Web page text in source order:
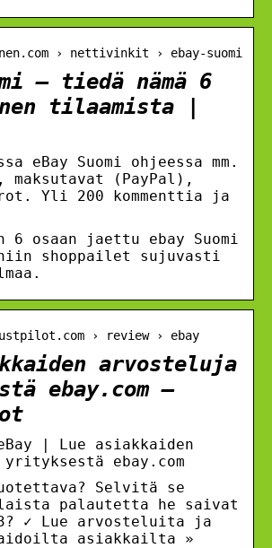
› nettivinkit › ebay-suomi
– tiedä nämä 6
tilaamista |
eBay Suomi ohjeessa mm.
(PayPal),
Yli 200 kommenttia ja
6 osaan jaettu ebay Suomi
shoppailet sujuvasti
› review › ebay
arvosteluja
ebay.com –
| Lue asiakkaiden
ebay.com
Selvitä se
palautetta he saivat
✓ Lue arvosteluita ja
aidoilta asiakkailta »